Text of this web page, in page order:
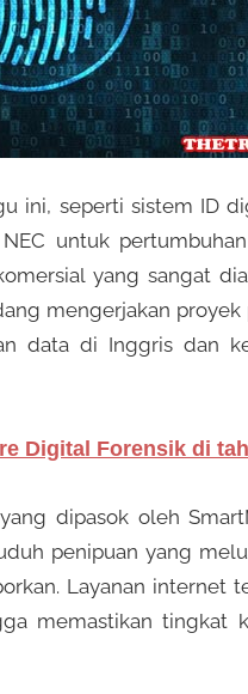
ini, seperti sistem ID
untuk
yang sangat
mengerjakan
data di Inggris dan
Digital Forensik di
dipasok oleh
penipuan yang
Layanan internet
memastikan tingkat